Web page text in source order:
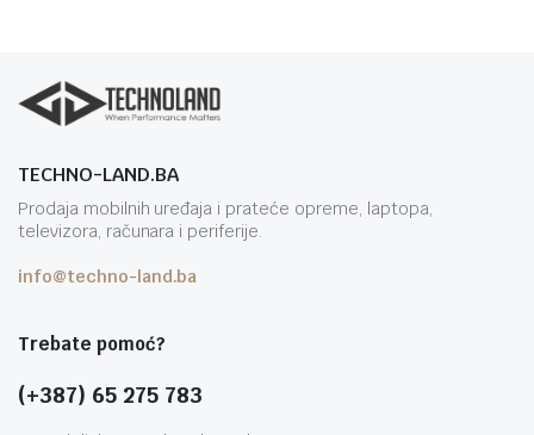
TECHNO-LAND.BA
Prodaja mobilnih uređaja i prateće opreme, laptopa,
televizora, računara i periferije.
info@techno-land.ba
Trebate pomoć?
(+387) 65 275 783